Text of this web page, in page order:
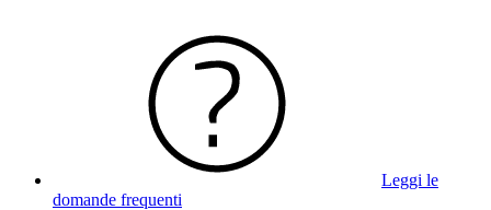
Leggi le
domande frequenti